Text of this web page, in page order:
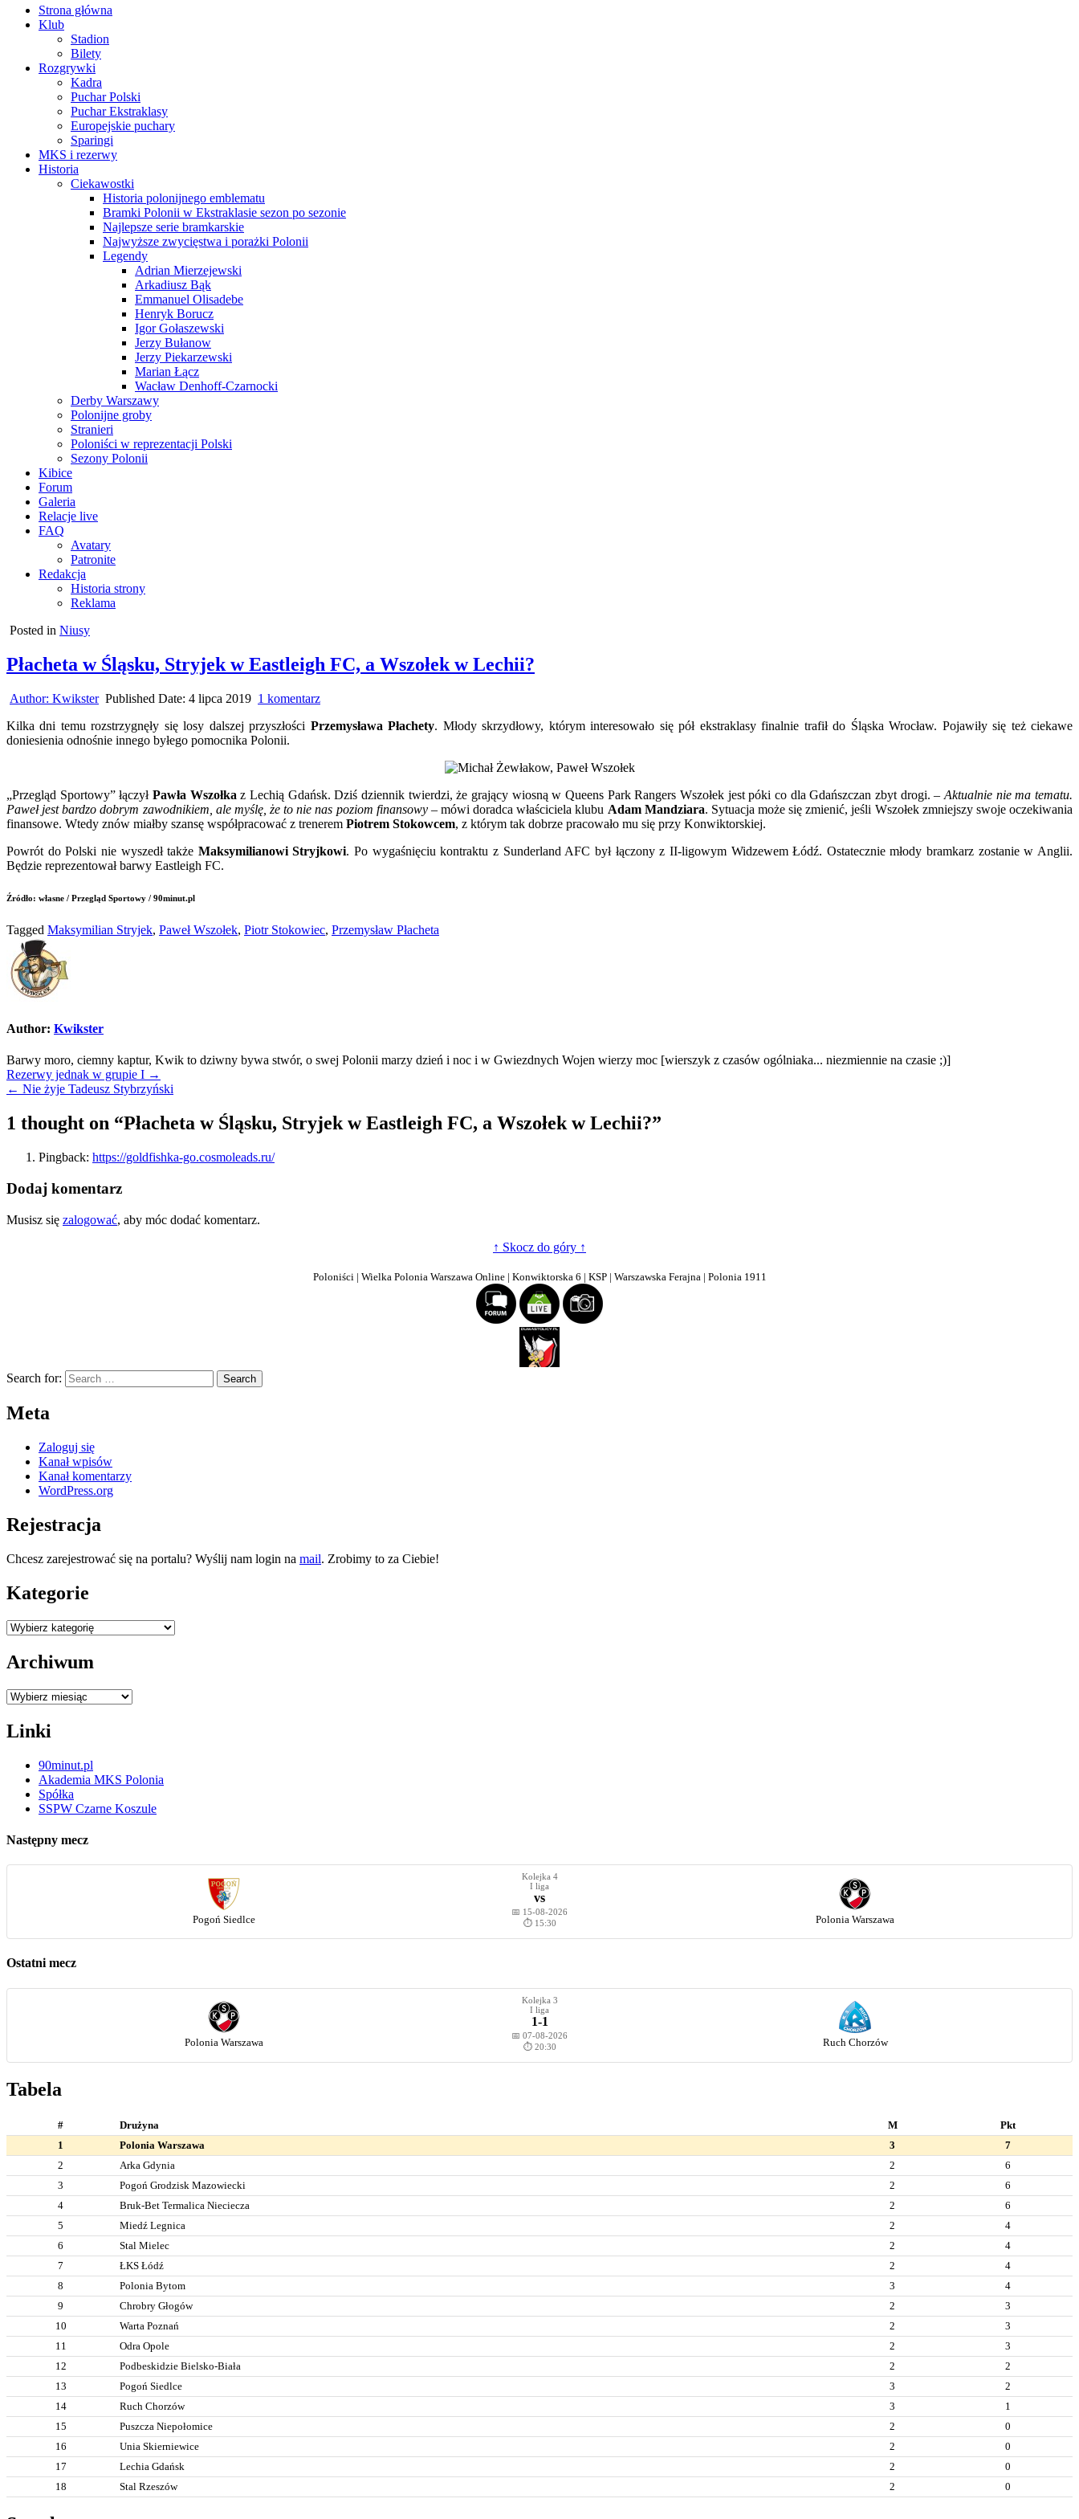
Strona główna
Klub
Stadion
Bilety
Rozgrywki
Kadra
Puchar Polski
Puchar Ekstraklasy
Europejskie puchary
Sparingi
MKS i rezerwy
Historia
Ciekawostki
Historia polonijnego emblematu
Bramki Polonii w Ekstraklasie sezon po sezonie
Najlepsze serie bramkarskie
Najwyższe zwycięstwa i porażki Polonii
Legendy
Adrian Mierzejewski
Arkadiusz Bąk
Emmanuel Olisadebe
Henryk Borucz
Igor Gołaszewski
Jerzy Bułanow
Jerzy Piekarzewski
Marian Łącz
Wacław Denhoff-Czarnocki
Derby Warszawy
Polonijne groby
Stranieri
Poloniści w reprezentacji Polski
Sezony Polonii
Kibice
Forum
Galeria
Relacje live
FAQ
Avatary
Patronite
Redakcja
Historia strony
Reklama
Posted in Niusy
Płacheta w Śląsku, Stryjek w Eastleigh FC, a Wszołek w Lechii?
Author: Kwikster Published Date: 4 lipca 2019 1 komentarzdo
w
FC,
a
Wszołek
Lechii?
Kilka dni temu rozstrzygnęły się losy dalszej przyszłości Przemysława Płachety. Młody skrzydłowy, którym interesowało się pół ekstraklasy finalnie trafił do Śląska Wrocław. Pojawiły się też ciekawe
doniesienia odnośnie innego byłego pomocnika Polonii.
„Przegląd Sportowy” łączył Pawła Wszołkaz Lechią Gdańsk. Dziś dziennik twierdzi, że grający wiosną w Queens Park Rangers Wszołek jest póki co dla Gdańszczan zbyt drogi. –Aktualnie nie ma tematu.
Paweł jest bardzo dobrym zawodnikiem, ale myślę, że to nie nas poziom finansowy– mówi doradca właściciela klubu Adam Mandziara. Sytuacja może się zmienić, jeśli Wszołek zmniejszy swoje oczekiwania
finansowe. Wtedy znów miałby szansę współpracować z trenerem Piotrem Stokowcem, z którym tak dobrze pracowało mu się przy Konwiktorskiej.
Powrót do Polski nie wyszedł także Maksymilianowi Stryjkowi. Po wygaśnięciu kontraktu z Sunderland AFC był łączony z II-ligowym Widzewem Łódź. Ostatecznie młody bramkarz zostanie w Anglii.
Będzie reprezentował barwy Eastleigh FC.
Źródło: własne / Przegląd Sportowy / 90minut.pl
Tagged Maksymilian Stryjek, Paweł Wszołek, Piotr Stokowiec, Przemysław Płacheta
Author: Kwikster
Barwy moro, ciemny kaptur, Kwik to dziwny bywa stwór, o swej Polonii marzy dzień i noc i w Gwiezdnych Wojen wierzy moc [wierszyk z czasów ogólniaka... niezmiennie na czasie ;)]
Nawigacja
wpisu
Rezerwy jednak w grupie I →
← Nie żyje Tadeusz Stybrzyński
1 thought on “Płacheta w Śląsku, Stryjek w Eastleigh FC, a Wszołek w Lechii?”
Pingback: https://goldfishka-go.cosmoleads.ru/
Dodaj komentarz
Musisz się zalogować, aby móc dodać komentarz.
↑ Skocz do góry ↑
Poloniści | Wielka Polonia Warszawa Online | Konwiktorska 6 | KSP | Warszawska Ferajna | Polonia 1911
Search for:
Meta
Zaloguj się
Kanał wpisów
Kanał komentarzy
WordPress.org
Rejestracja
Chcesz zarejestrować się na portalu? Wyślij nam login na mail. Zrobimy to za Ciebie!
Kategorie
Kategorie
Archiwum
Archiwum
Linki
90minut.pl
Akademia MKS Polonia
Spółka
SSPW Czarne Koszule
Następny mecz
Pogoń Siedlce
Kolejka 4
I liga
vs
📅 15-08-2026
⏱️ 15:30
Polonia Warszawa
Ostatni mecz
Polonia Warszawa
Kolejka 3
I liga
1-1
📅 07-08-2026
⏱️ 20:30
Ruch Chorzów
Tabela
# Drużyna M
Pkt
1
Polonia Warszawa 3
7
2
Arka Gdynia 2
6
3
Pogoń Grodzisk Mazowiecki 2
6
4
Bruk-Bet Termalica Nieciecza 2
6
5
Miedź Legnica 2
4
6
Stal Mielec 2
4
7
ŁKS Łódź 2
4
8
Polonia Bytom 3
4
9
Chrobry Głogów 2
3
10
Warta Poznań 2
3
11
Odra Opole 2
3
12
Podbeskidzie Bielsko-Biała 2
2
13
Pogoń Siedlce 3
2
14
Ruch Chorzów 3
1
15
Puszcza Niepołomice 2
0
16
Unia Skierniewice 2
0
17
Lechia Gdańsk 2
0
18
Stal Rzeszów 2 0